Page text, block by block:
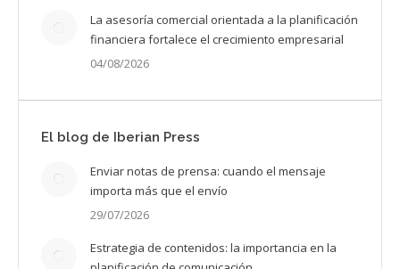
La asesoría comercial orientada a la planificación
financiera fortalece el crecimiento empresarial
04/08/2026
El blog de Iberian Press
Enviar notas de prensa: cuando el mensaje
importa más que el envío
29/07/2026
Estrategia de contenidos: la importancia en la